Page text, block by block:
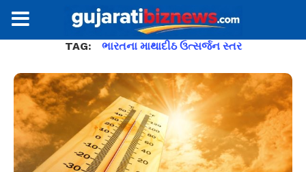
TAG: ભારતના માથાદીઠ ઉત્સર્જન સ્તર